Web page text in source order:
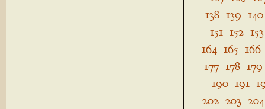
138 139 140
151 152 153
164 165 166
177 178 179
190 191
202 203 204